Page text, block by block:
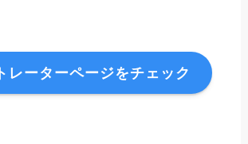
レーターページをチェック